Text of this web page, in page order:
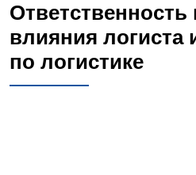
Ответственность
влияния логиста
по логистике